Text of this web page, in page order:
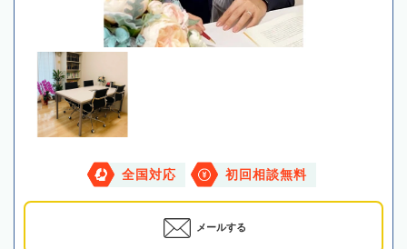
全国対応 初回相談無料
メールする